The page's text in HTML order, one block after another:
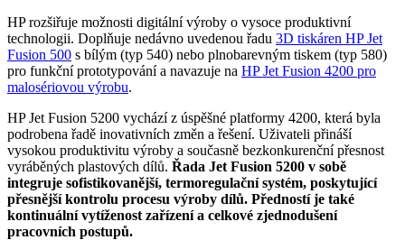
HP rozšiřuje možnosti digitální výroby o vysoce produktivní
technologii. Doplňuje nedávno uvedenou řadu 3D tiskáren HP Jet
Fusion 500 s bílým (typ 540) nebo plnobarevným tiskem (typ 580)
pro funkční prototypování a navazuje na HP Jet Fusion 4200 pro
malosériovou výrobu.
HP Jet Fusion 5200 vychází z úspěšné platformy 4200, která byla
podrobena řadě inovativních změn a řešení. Uživateli přináší
vysokou produktivitu výroby a současně bezkonkurenční přesnost
vyráběných plastových dílů. Řada Jet Fusion 5200 v sobě
integruje sofistikovanější, termoregulační systém, poskytující
přesnější kontrolu procesu výroby dílů. Předností je také
kontinuální vytíženost zařízení a celkové zjednodušení
pracovních postupů.